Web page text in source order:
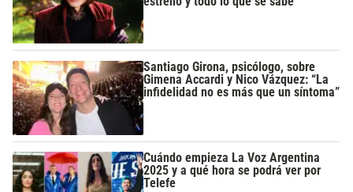
Santiago Girona, psicólogo, sobre
Gimena Accardi y Nico Vázquez: “La
infidelidad no es más que un síntoma”
Cuándo empieza La Voz Argentina
2025 y a qué hora se podrá ver por
Telefe